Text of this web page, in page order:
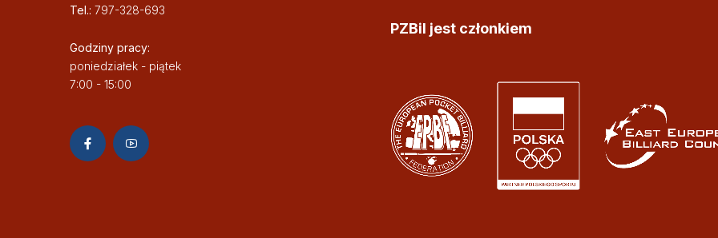
Tel.: 797-328-693
Godziny pracy:
poniedziałek - piątek
7:00 - 15:00
PZBil jest członkiem